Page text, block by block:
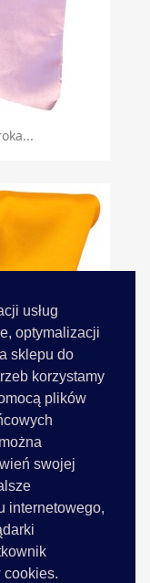
usług
optymalizacji
sklepu do
korzystamy
plików
swojej
internetowego,
cookies.